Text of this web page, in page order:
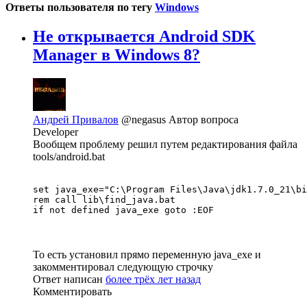
Ответы пользователя по тегу Windows
Не открывается Android SDK
Manager в Windows 8?
Андрей Привалов @negasus Автор вопроса
Developer
Вообщем проблему решил путем редактирования файла
tools/android.bat
set java_exe="C:\Program
rem call lib\find_java.bat
То есть установил прямо переменную java_exe и
закомментировал следующую строчку
Ответ написан более трёх лет назад
Комментировать